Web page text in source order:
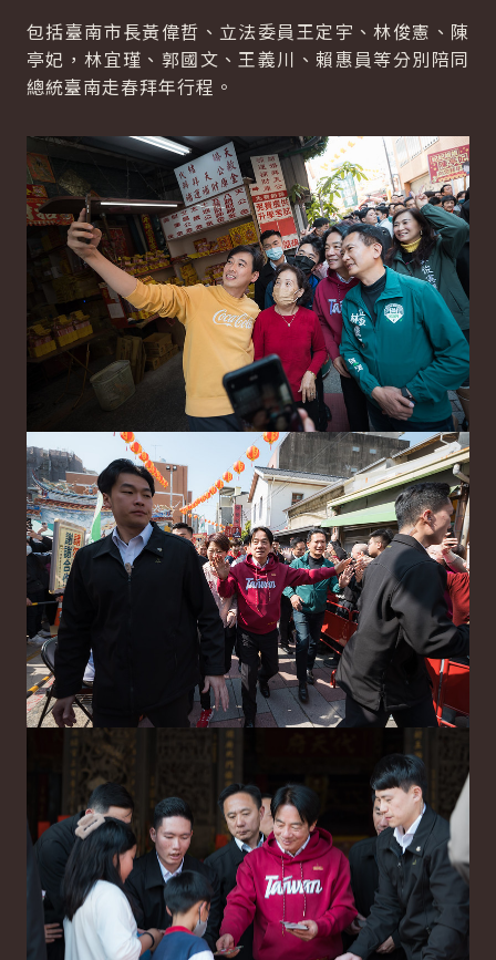
包括臺南市長黃偉哲、立法委員王定宇、林俊憲、陳
亭妃，林宜瑾、郭國文、王義川、賴惠員等分別陪同
總統臺南走春拜年行程。